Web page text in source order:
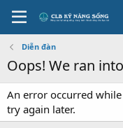
Diễn đàn
Oops! We ran
An error occurred
try again later.